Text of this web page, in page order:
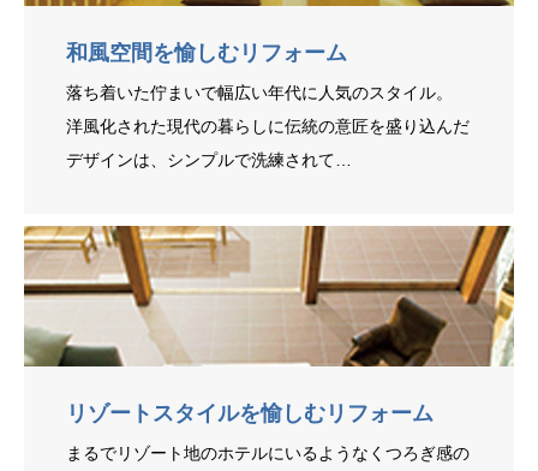
和風空間を愉しむリフォーム
落ち着いた佇まいで幅広い年代に人気のスタイル。
洋風化された現代の暮らしに伝統の意匠を盛り込んだ
デザインは、シンプルで洗練されて…
リゾートスタイルを愉しむリフォーム
まるでリゾート地のホテルにいるようなくつろぎ感の